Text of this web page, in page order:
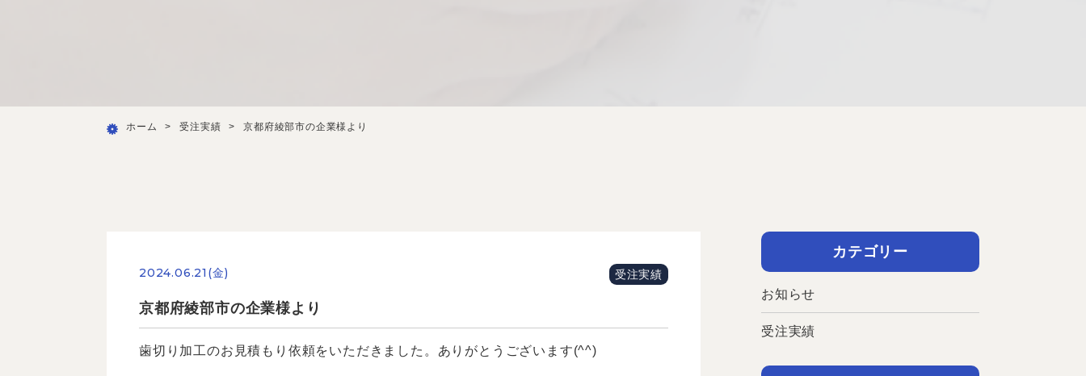
ホーム > 受注実績 > 京都府綾部市の企業様より
2024.06.21(金) 受注実績
京都府綾部市の企業様より
歯切り加工のお見積もり依頼をいただきました。ありがとうございます(^^)
カテゴリー
お知らせ
受注実績